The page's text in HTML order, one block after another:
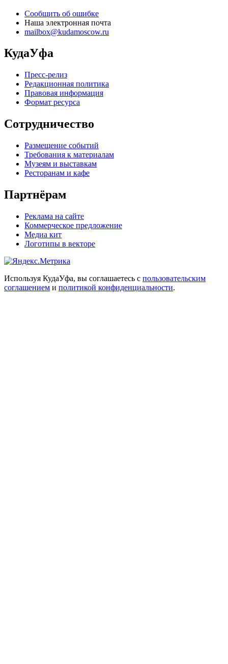
Сообщить об ошибке
Наша электронная почта
mailbox@kudamoscow.ru
КудаУфа
Пресс-релиз
Редакционная политика
Правовая информация
Формат ресурса
Сотрудничество
Размещение событий
Требования к материалам
Музеям и выставкам
Ресторанам и кафе
Партнёрам
Реклама на сайте
Коммерческое предложение
Медиа кит
Логотипы в векторе
Используя КудаУфа, вы соглашаетесь с пользовательским
соглашением и политикой конфиденциальности.